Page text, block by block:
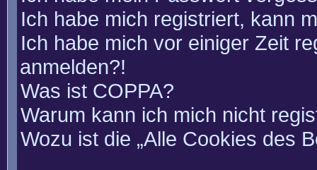
Ich habe mich registriert, kann
Ich habe mich vor einiger Zeit
anmelden?!
Was ist COPPA?
Warum kann ich mich nicht
Wozu ist die „Alle Cookies des